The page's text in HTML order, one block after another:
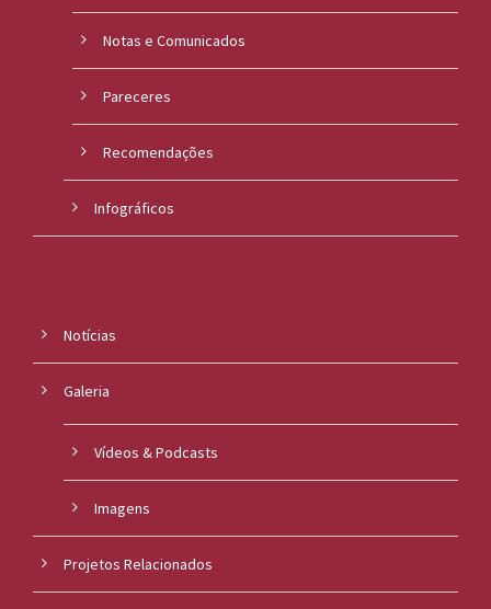
Notas e Comunicados
Pareceres
Recomendações
Infográficos
Notícias
Galeria
Vídeos & Podcasts
Imagens
Projetos Relacionados